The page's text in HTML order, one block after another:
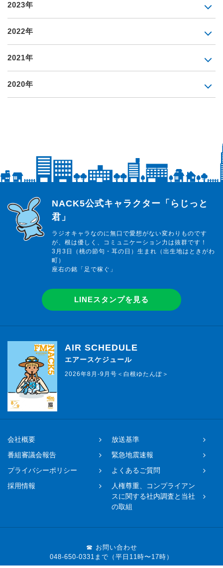
2023年
2022年
2021年
2020年
らじっと君
NACK5公式キャラクター「らじっと
君」
ラジオキャラなのに無口で愛想がない変わりものです
が、根は優しく、コミュニケーション力は抜群です！
3月3日（桃の節句・耳の日）生まれ（出生地はときがわ
町）
座右の銘「足で稼ぐ」
LINEスタンプを見る
AIR SCHEDULE
エアースケジュール
2026年8月-9月号＜白根ゆたんぽ＞
会社概要
放送基準
番組審議会報告
緊急地震速報
プライバシーポリシー
よくあるご質問
採用情報
人権尊重、コンプライアン
スに関する社内調査と当社
の取組
☎ お問い合わせ
048-650-0331まで（平日11時〜17時）